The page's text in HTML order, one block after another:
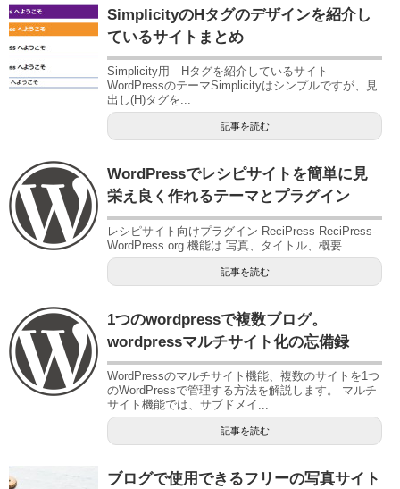
SimplicityのHタグのデザインを紹介し
ているサイトまとめ
Simplicity用 Hタグを紹介しているサイト
WordPressのテーマSimplicityはシンプルですが、見
出し(H)タグを...
記事を読む
WordPressでレシピサイトを簡単に見
栄え良く作れるテーマとプラグイン
レシピサイト向けプラグイン ReciPress ReciPress-
WordPress.org 機能は 写真、タイトル、概要...
記事を読む
1つのwordpressで複数ブログ。
wordpressマルチサイト化の忘備録
WordPressのマルチサイト機能、複数のサイトを1つ
のWordPressで管理する方法を解説します。 マルチ
サイト機能では、サブドメイ...
記事を読む
ブログで使用できるフリーの写真サイト